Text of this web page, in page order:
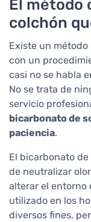
El método
colchón
Existe un
con un
casi no se habla
No se trata de
servicio
bicarbonato de
paciencia.
El bicarbonato de
de neutralizar
alterar el entorno
utilizado en los
diversos fines,